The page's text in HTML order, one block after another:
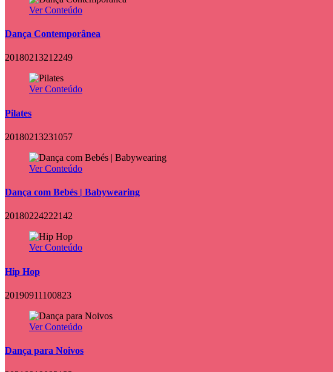
Ver Conteúdo
Dança Contemporânea
20180213212249
Ver Conteúdo
Pilates
20180213231057
Ver Conteúdo
Dança com Bebés | Babywearing
20180224222142
Ver Conteúdo
Hip Hop
20190911100823
Ver Conteúdo
Dança para Noivos